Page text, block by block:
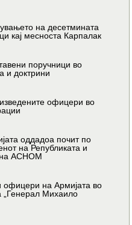
на десетмината
кај месноста Карпалак
поручници во
и доктрини
офицери во
оддадоа почит по
на Републиката и
на АСНОМ
на Армијата во
„Генерал Михаило